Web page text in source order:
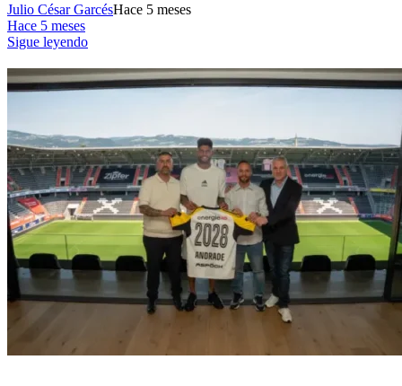
Julio César GarcésHace 5 meses
Hace 5 meses
Sigue leyendo